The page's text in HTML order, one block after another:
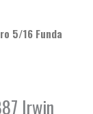
5/16 Funda
Irwin